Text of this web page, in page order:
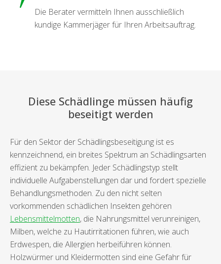
Die Berater vermitteln Ihnen ausschließlich
kundige Kammerjäger für Ihren Arbeitsauftrag.
Diese Schädlinge müssen häufig
beseitigt werden
Für den Sektor der Schädlingsbeseitigung ist es
kennzeichnend, ein breites Spektrum an Schädlingsarten
effizient zu bekämpfen. Jeder Schädlingstyp stellt
individuelle Aufgabenstellungen dar und fordert spezielle
Behandlungsmethoden. Zu den nicht selten
vorkommenden schädlichen Insekten gehören
Lebensmittelmotten, die Nahrungsmittel verunreinigen,
Milben, welche zu Hautirritationen führen, wie auch
Erdwespen, die Allergien herbeiführen können.
Holzwürmer und Kleidermotten sind eine Gefahr für